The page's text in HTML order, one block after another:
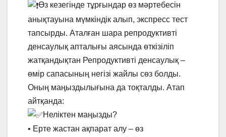
Өз кезегінде тұрғындар өз мәртебесін
анықтауына мүмкіндік алып, экспресс тест
тапсырды. Аталған шара репродуктивті
денсаулық апталығы аясында өткізіліп
жатқандықтан Репродуктивті денсаулық –
өмір сапасының негізі жайлы сөз болды.
Оның маңыздылығына да тоқталды. Атап
айтқанда:
Неліктен маңызды?
• Ерте жастан ақпарат алу – өз